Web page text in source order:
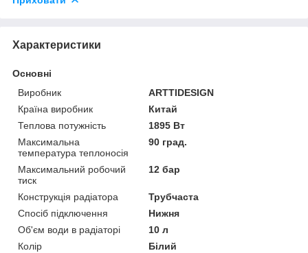
Характеристики
Основні
Виробник
ARTTIDESIGN
Країна виробник
Китай
Теплова потужність
1895 Вт
Максимальна
температура теплоносія
90 град.
Максимальний робочий
тиск
12 бар
Конструкція радіатора
Трубчаста
Спосіб підключення
Нижня
Об'єм води в радіаторі
10 л
Колір
Білий